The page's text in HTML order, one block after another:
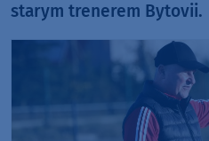
starym trenerem Bytovii.